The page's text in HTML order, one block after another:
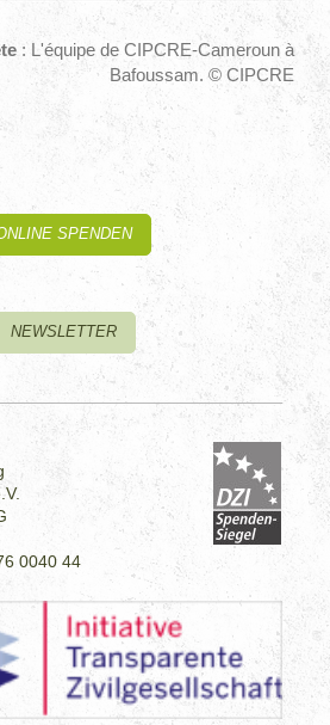
: L'équipe de CIPCRE-Cameroun à
Bafoussam. © CIPCRE
SPENDEN
NEWSLETTER
0040 44